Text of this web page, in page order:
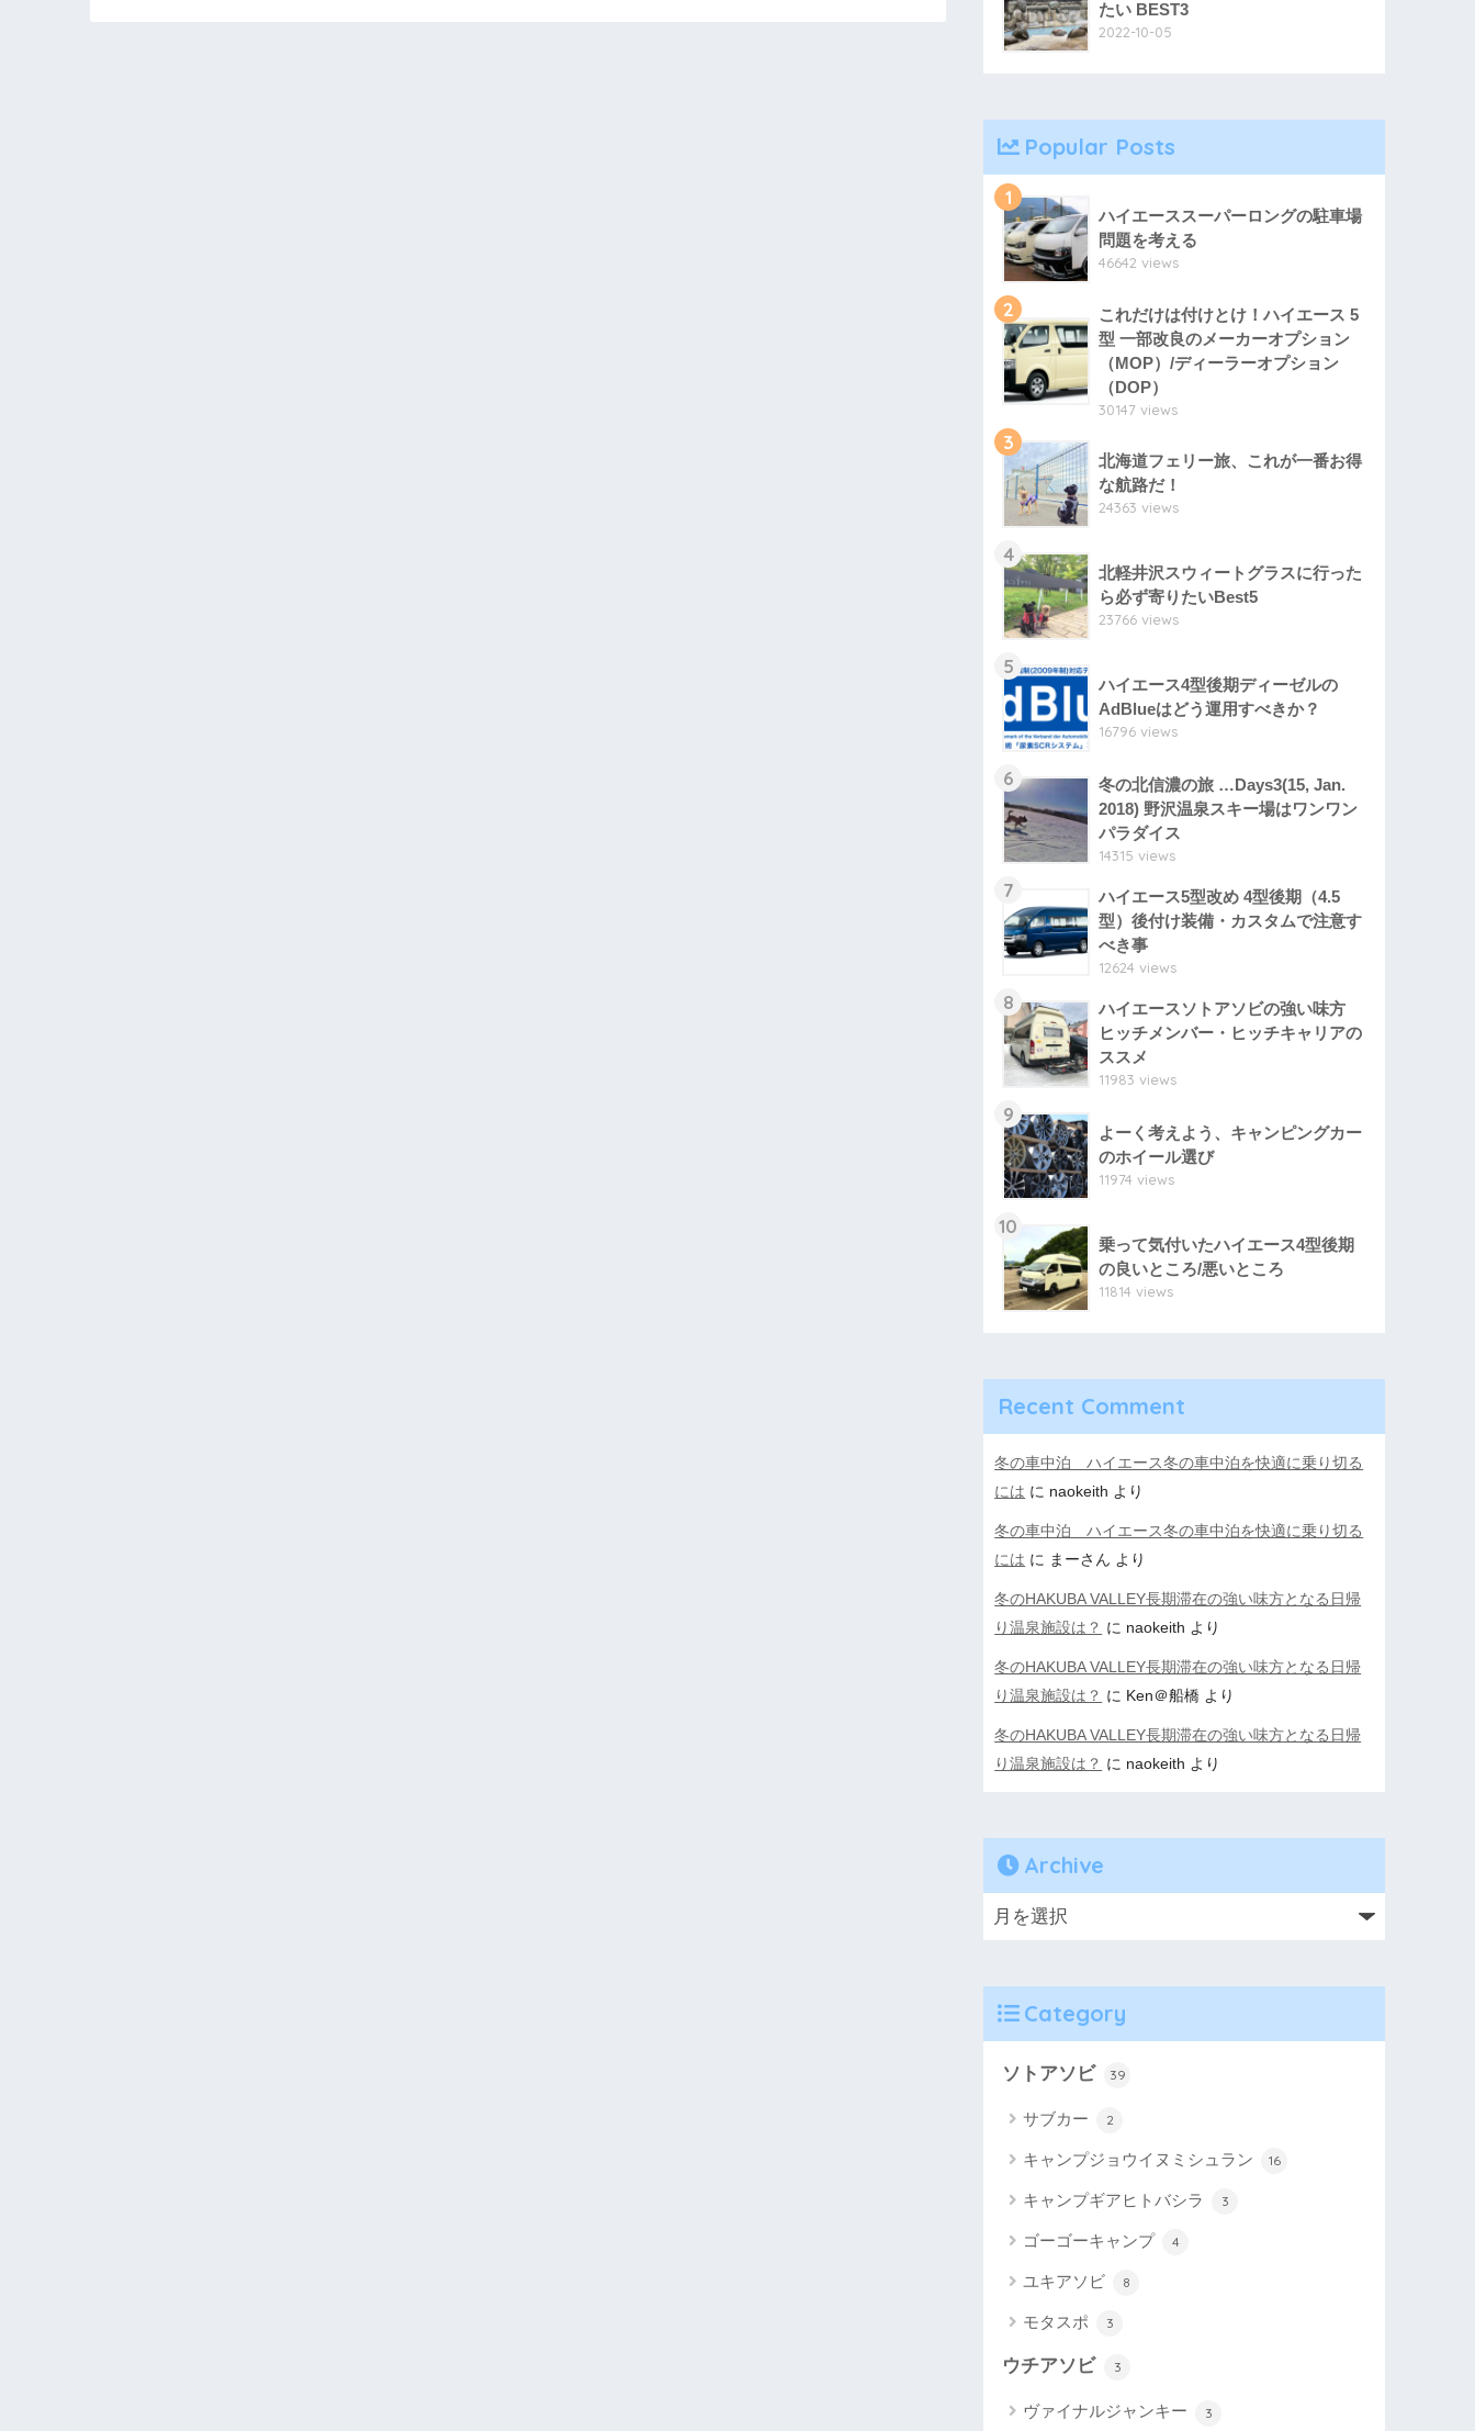
たい BEST3
2022-10-05
Popular Posts
1
ハイエーススーパーロングの駐車場
問題を考える
46642 views
2
これだけは付けとけ！ハイエース 5
型 一部改良のメーカーオプション
（MOP）/ディーラーオプション
（DOP）
30147 views
3
北海道フェリー旅、これが一番お得
な航路だ！
24363 views
4
北軽井沢スウィートグラスに行った
ら必ず寄りたいBest5
23766 views
5
ハイエース4型後期ディーゼルの
AdBlueはどう運用すべきか？
16796 views
6
冬の北信濃の旅 …Days3(15, Jan.
2018) 野沢温泉スキー場はワンワン
パラダイス
14315 views
7
ハイエース5型改め 4型後期（4.5
型）後付け装備・カスタムで注意す
べき事
12624 views
8
ハイエースソトアソビの強い味方
ヒッチメンバー・ヒッチキャリアの
ススメ
11983 views
9
よーく考えよう、キャンピングカー
のホイール選び
11974 views
10
乗って気付いたハイエース4型後期
の良いところ/悪いところ
11814 views
Recent Comment
冬の車中泊 ハイエース冬の車中泊を快適に乗り切る
には に naokeith より
冬の車中泊 ハイエース冬の車中泊を快適に乗り切る
には に まーさん より
冬のHAKUBA VALLEY長期滞在の強い味方となる日帰
り温泉施設は？ に naokeith より
冬のHAKUBA VALLEY長期滞在の強い味方となる日帰
り温泉施設は？ に Ken＠船橋 より
冬のHAKUBA VALLEY長期滞在の強い味方となる日帰
り温泉施設は？ に naokeith より
Archive
Category
ソトアソビ 39
サブカー 2
キャンプジョウイヌミシュラン 16
キャンプギアヒトバシラ 3
ゴーゴーキャンプ 4
ユキアソビ 8
モタスポ 3
ウチアソビ 3
ヴァイナルジャンキー 3